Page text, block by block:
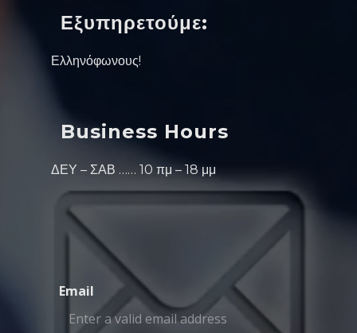
Εξυπηρετούμε:
Ελληνόφωνους!
Business Hours
ΔΕΥ – ΣΑΒ …… 10 πμ – 18 μμ
Email